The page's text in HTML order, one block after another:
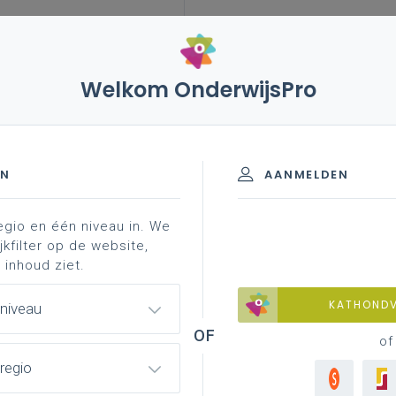
vakken en leerplannen 2de graad
beknopt ov ...
achtergrond
literatuur
Welkom OnderwijsPro
AANMELDEN
of
en één niveau in. We
op de website,
ziet.